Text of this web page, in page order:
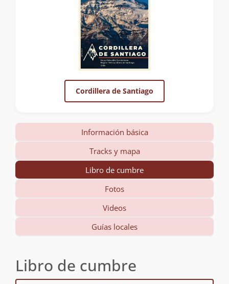
Cordillera de Santiago
Información básica
Tracks y mapa
Libro de cumbre
Fotos
Videos
Guías locales
Libro de cumbre